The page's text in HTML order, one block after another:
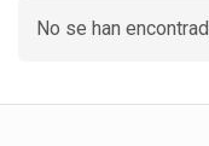
No se han